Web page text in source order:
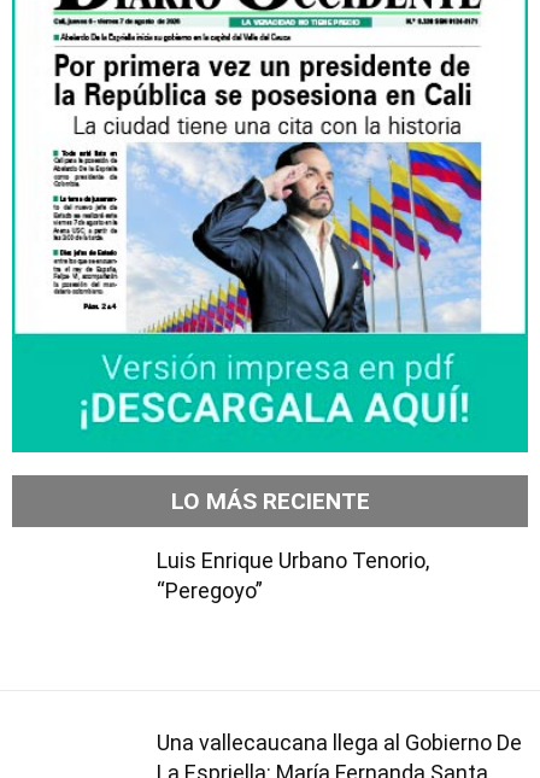
LO MÁS RECIENTE
Luis Enrique Urbano Tenorio,
“Peregoyo”
Una vallecaucana llega al Gobierno De
La Espriella: María Fernanda Santa,